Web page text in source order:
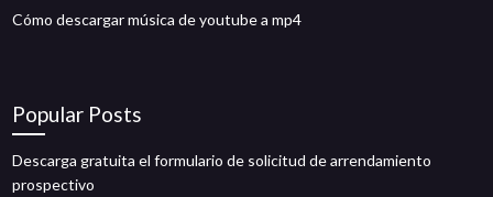
Cómo descargar música de youtube a mp4
Popular Posts
Descarga gratuita el formulario de solicitud de arrendamiento
prospectivo